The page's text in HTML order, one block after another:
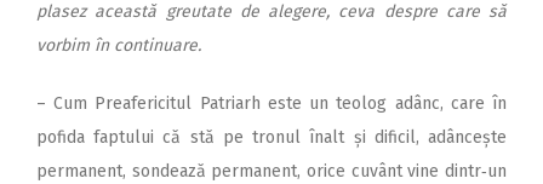
plasez această greutate de alegere, ceva despre care să
vorbim în continuare.
– Cum Preafericitul Patriarh este un teolog adânc, care în
pofida faptului că stă pe tronul înalt și dificil, adâncește
permanent, sondează permanent, orice cuvânt vine dintr‑un